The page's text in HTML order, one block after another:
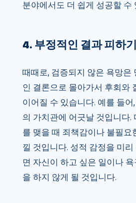
분야에서도 더 쉽게 성공할 수
4. 부정적인 결과 피하기
때때로, 검증되지 않은 욕망은
인 결론으로 ​​몰아가서 후회와
이어질 수 있습니다. 예를 들
의 가치관에 어긋날 것입니다.
를 맺을 때 죄책감이나 불필요
낄 것입니다. 성적 감정을 미
면 자신이 하고 싶은 일이나
을 하지 않게 될 것입니다.